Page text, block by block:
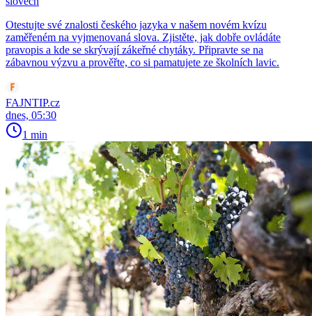
Otestujte své znalosti českého jazyka v našem novém kvízu
zaměřeném na vyjmenovaná slova. Zjistěte, jak dobře ovládáte
pravopis a kde se skrývají zákeřné chytáky. Připravte se na
zábavnou výzvu a prověřte, co si pamatujete ze školních lavic.
FAJNTIP.cz
dnes, 05:30
1 min